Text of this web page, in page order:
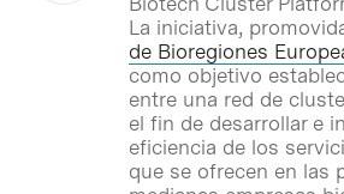
La iniciativa,
de Bioregiones
como objetivo
entre una red de
el fin de desarrollar e
eficiencia de los
que se ofrecen en las